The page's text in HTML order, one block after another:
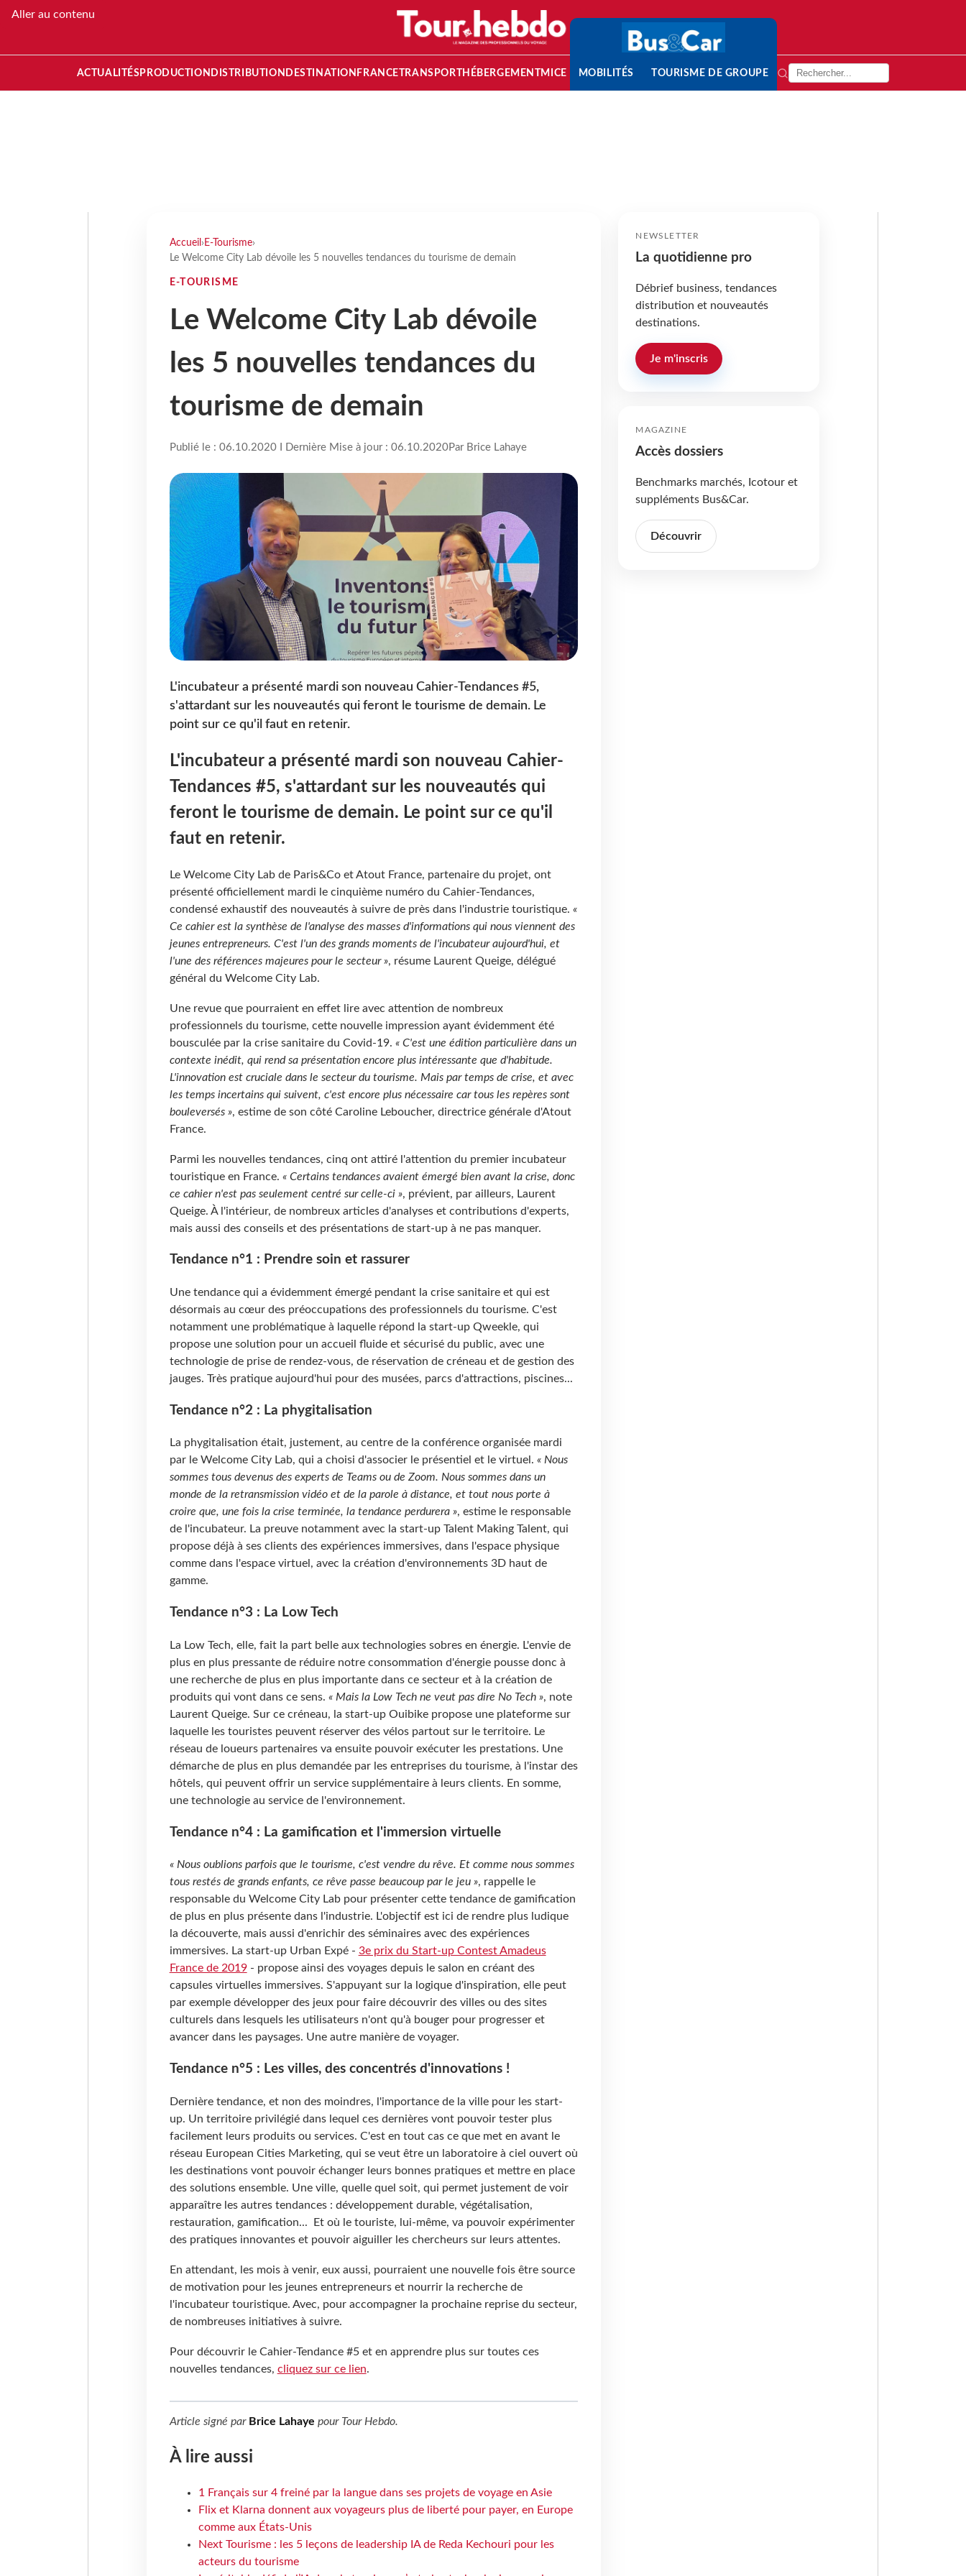
Aller au contenu
ACTUALITÉS PRODUCTION DISTRIBUTION DESTINATION FRANCETRANSPORT HÉBERGEMENTMICE MOBILITÉS TOURISME DE GROUPE
Accueil › E-Tourisme›
Le Welcome City Lab dévoile les 5 nouvelles tendances du tourisme de demain
E-TOURISME
Le Welcome City Lab dévoile
les 5 nouvelles tendances du
tourisme de demain
Publié le : 06.10.2020 I Dernière Mise à jour : 06.10.2020Par Brice Lahaye
L'incubateur a présenté mardi son nouveau Cahier-Tendances #5,
s'attardant sur les nouveautés qui feront le tourisme de demain. Le
point sur ce qu'il faut en retenir.
L'incubateur a présenté mardi son nouveau Cahier-
Tendances #5, s'attardant sur les nouveautés qui
feront le tourisme de demain. Le point sur ce qu'il
faut en retenir.
Le Welcome City Lab de Paris&Co et Atout France, partenaire du projet, ont
présenté officiellement mardi le cinquième numéro du Cahier-Tendances,
condensé exhaustif des nouveautés à suivre de près dans l'industrie touristique. «
Ce cahier est la synthèse de l'analyse des masses d'informations qui nous viennent des
jeunes entrepreneurs. C'est l'un des grands moments de l'incubateur aujourd'hui, et
l'une des références majeures pour le secteur », résume Laurent Queige, délégué
général du Welcome City Lab.
Une revue que pourraient en effet lire avec attention de nombreux
professionnels du tourisme, cette nouvelle impression ayant évidemment été
bousculée par la crise sanitaire du Covid-19. « C'est une édition particulière dans un
contexte inédit, qui rend sa présentation encore plus intéressante que d'habitude.
L'innovation est cruciale dans le secteur du tourisme. Mais par temps de crise, et avec
les temps incertains qui suivent, c'est encore plus nécessaire car tous les repères sont
bouleversés », estime de son côté Caroline Leboucher, directrice générale d'Atout
France.
Parmi les nouvelles tendances, cinq ont attiré l'attention du premier incubateur
touristique en France. « Certains tendances avaient émergé bien avant la crise, donc
ce cahier n'est pas seulement centré sur celle-ci », prévient, par ailleurs, Laurent
Queige. À l'intérieur, de nombreux articles d'analyses et contributions d'experts,
mais aussi des conseils et des présentations de start-up à ne pas manquer.
Tendance n°1 : Prendre soin et rassurer
Une tendance qui a évidemment émergé pendant la crise sanitaire et qui est
désormais au cœur des préoccupations des professionnels du tourisme. C'est
notamment une problématique à laquelle répond la start-up Qweekle, qui
propose une solution pour un accueil fluide et sécurisé du public, avec une
technologie de prise de rendez-vous, de réservation de créneau et de gestion des
jauges. Très pratique aujourd'hui pour des musées, parcs d'attractions, piscines...
Tendance n°2 : La phygitalisation
La phygitalisation était, justement, au centre de la conférence organisée mardi
par le Welcome City Lab, qui a choisi d'associer le présentiel et le virtuel. « Nous
sommes tous devenus des experts de Teams ou de Zoom. Nous sommes dans un
monde de la retransmission vidéo et de la parole à distance, et tout nous porte à
croire que, une fois la crise terminée, la tendance perdurera », estime le responsable
de l'incubateur. La preuve notamment avec la start-up Talent Making Talent, qui
propose déjà à ses clients des expériences immersives, dans l'espace physique
comme dans l'espace virtuel, avec la création d'environnements 3D haut de
gamme.
Tendance n°3 : La Low Tech
La Low Tech, elle, fait la part belle aux technologies sobres en énergie. L'envie de
plus en plus pressante de réduire notre consommation d'énergie pousse donc à
une recherche de plus en plus importante dans ce secteur et à la création de
produits qui vont dans ce sens. « Mais la Low Tech ne veut pas dire No Tech », note
Laurent Queige. Sur ce créneau, la start-up Ouibike propose une plateforme sur
laquelle les touristes peuvent réserver des vélos partout sur le territoire. Le
réseau de loueurs partenaires va ensuite pouvoir exécuter les prestations. Une
démarche de plus en plus demandée par les entreprises du tourisme, à l'instar des
hôtels, qui peuvent offrir un service supplémentaire à leurs clients. En somme,
une technologie au service de l'environnement.
Tendance n°4 : La gamification et l'immersion virtuelle
« Nous oublions parfois que le tourisme, c'est vendre du rêve. Et comme nous sommes
tous restés de grands enfants, ce rêve passe beaucoup par le jeu », rappelle le
responsable du Welcome City Lab pour présenter cette tendance de gamification
de plus en plus présente dans l'industrie. L'objectif est ici de rendre plus ludique
la découverte, mais aussi d'enrichir des séminaires avec des expériences
immersives. La start-up Urban Expé - 3e prix du Start-up Contest Amadeus
France de 2019- propose ainsi des voyages depuis le salon en créant des
capsules virtuelles immersives. S'appuyant sur la logique d'inspiration, elle peut
par exemple développer des jeux pour faire découvrir des villes ou des sites
culturels dans lesquels les utilisateurs n'ont qu'à bouger pour progresser et
avancer dans les paysages. Une autre manière de voyager.
Tendance n°5 : Les villes, des concentrés d'innovations !
Dernière tendance, et non des moindres, l'importance de la ville pour les start-
up. Un territoire privilégié dans lequel ces dernières vont pouvoir tester plus
facilement leurs produits ou services. C'est en tout cas ce que met en avant le
réseau European Cities Marketing, qui se veut être un laboratoire à ciel ouvert où
les destinations vont pouvoir échanger leurs bonnes pratiques et mettre en place
des solutions ensemble. Une ville, quelle quel soit, qui permet justement de voir
apparaître les autres tendances : développement durable, végétalisation,
restauration, gamification... Et où le touriste, lui-même, va pouvoir expérimenter
des pratiques innovantes et pouvoir aiguiller les chercheurs sur leurs attentes.
En attendant, les mois à venir, eux aussi, pourraient une nouvelle fois être source
de motivation pour les jeunes entrepreneurs et nourrir la recherche de
l'incubateur touristique. Avec, pour accompagner la prochaine reprise du secteur,
de nombreuses initiatives à suivre.
Pour découvrir le Cahier-Tendance #5 et en apprendre plus sur toutes ces
nouvelles tendances, cliquez sur ce lien.
Article signé par Brice Lahaye pour Tour Hebdo.
À lire aussi
1 Français sur 4 freiné par la langue dans ses projets de voyage en Asie
Flix et Klarna donnent aux voyageurs plus de liberté pour payer, en Europe
comme aux États-Unis
Next Tourisme : les 5 leçons de leadership IA de Reda Kechouri pour les
acteurs du tourisme
NEWSLETTER
La quotidienne pro
Débrief business, tendances
distribution et nouveautés
destinations.
Je m'inscris
MAGAZINE
Accès dossiers
Benchmarks marchés, Icotour et
suppléments Bus&Car.
Découvrir